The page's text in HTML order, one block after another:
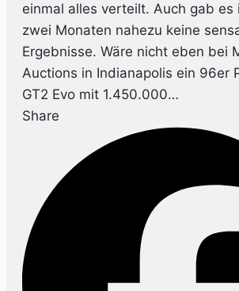
einmal alles verteilt. Auch gab es
zwei Monaten nahezu keine
Ergebnisse. Wäre nicht eben bei
Auctions in Indianapolis ein 96er
GT2 Evo mit 1.450.000…
Share